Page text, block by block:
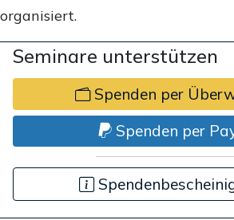
organisiert.
Seminare unterstützen
Spenden per
Spenden per